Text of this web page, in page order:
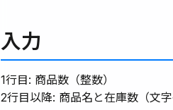
入力
1行目: 商品数（整数）
2行目以降: 商品名と在庫数（文字